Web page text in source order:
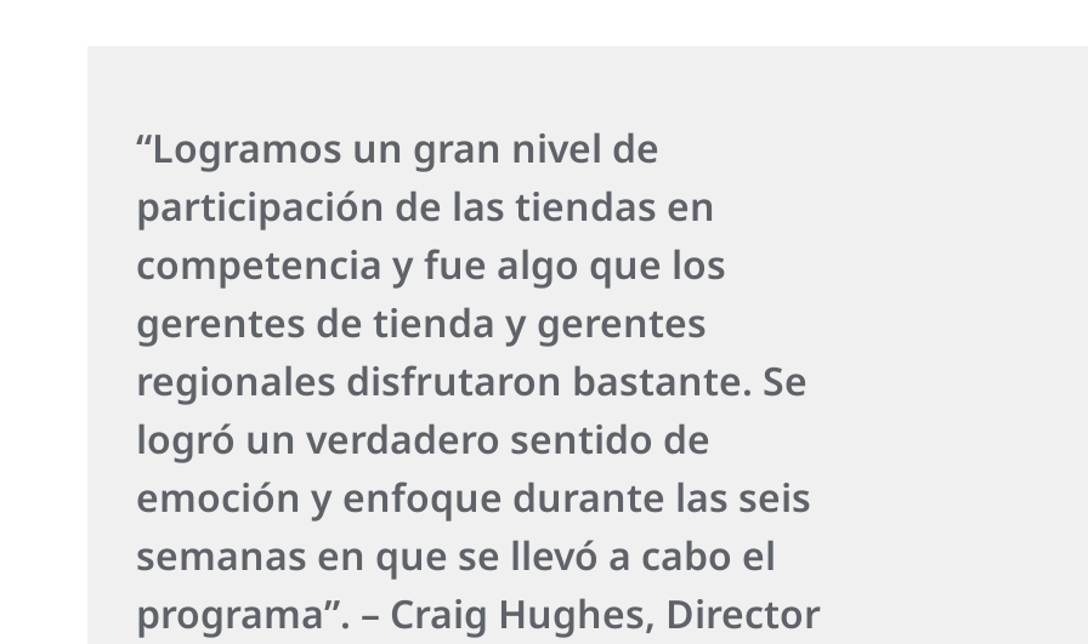
“Logramos un gran nivel de
participación de las tiendas en
competencia y fue algo que los
gerentes de tienda y gerentes
regionales disfrutaron bastante. Se
logró un verdadero sentido de
emoción y enfoque durante las seis
semanas en que se llevó a cabo el
programa”. – Craig Hughes, Director